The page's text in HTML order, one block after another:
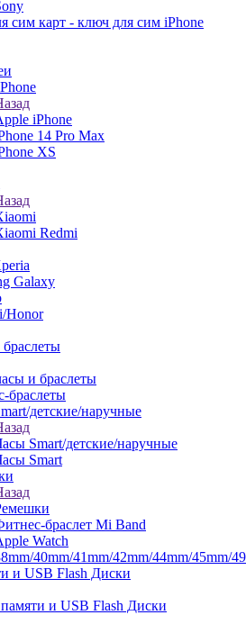
сим карт - ключ для сим iPhone
iPhone
14 Pro Max
XS
Redmi
Galaxy
Honor
и браслеты
браслеты
детские/наручные
Smart/детские/наручные
Smart
браслет Mi Band
Watch
40mm/41mm/42mm/44mm/45mm/
и USB Flash Диски
и USB Flash Диски